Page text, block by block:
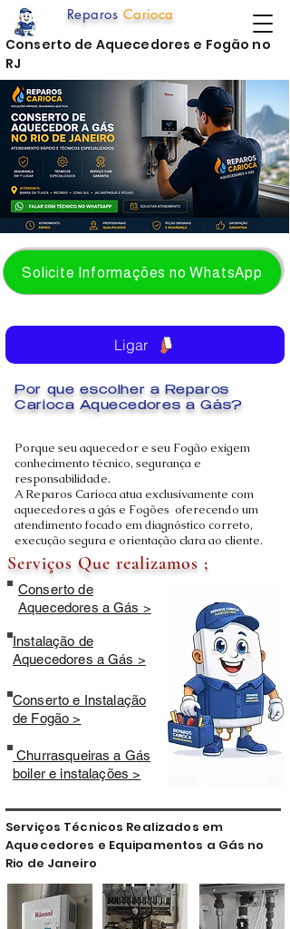
Solicite Informações no WhatsApp
Porque seu aquecedor e seu Fogão exigem
conhecimento técnico, segurança e
responsabilidade.
A Reparos Carioca atua exclusivamente com
aquecedores a gás e Fogões oferecendo um
atendimento focado em diagnóstico correto,
execução segura e orientação clara ao cliente.
Reparos Carioca
Por que escolher a Reparos
Carioca Aquecedores a Gás?
Serviços Que realizamos ;
Conserto de
Aquecedores a Gás >
Instalação de
Aquecedores a Gás >
Conserto e Instalação
de Fogão >
Churrasqueiras a Gás
boiler e instalações >
Ligar
Conserto de Aquecedores e Fogão no
RJ
Serviços Técnicos Realizados em
Aquecedores e Equipamentos a Gás no
Rio de Janeiro